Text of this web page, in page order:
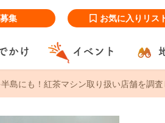
集 お気に入りリス
かけ イベント
島にも！紅茶マシン取り扱い店舗を調査